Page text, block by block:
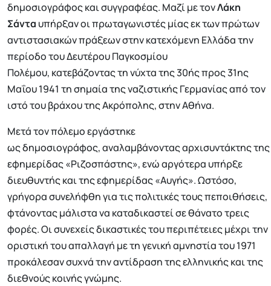
δημοσιογράφος και συγγραφέας. Μαζί με τονΛάκη
Σάντα υπήρξαν οι πρωταγωνιστές μίας εκ των πρώτων
αντιστασιακών πράξεων στην κατεχόμενη Ελλάδα την
περίοδο του Δευτέρου Παγκοσμίου
Πολέμου, κατεβάζοντας τη νύχτα της 30ής προς 31ης
Μαΐου 1941 τη σημαία της ναζιστικής Γερμανίας από τον
ιστό του βράχου της Ακρόπολης, στην Αθήνα.
Μετά τον πόλεμο εργάστηκε
ως δημοσιογράφος, αναλαμβάνοντας αρχισυντάκτης της
εφημερίδας «Ριζοσπάστης», ενώ αργότερα υπήρξε
διευθυντής και της εφημερίδας «Αυγής». Ωστόσο,
γρήγορα συνελήφθη για τις πολιτικές τους πεποιθήσεις,
φτάνοντας μάλιστα να καταδικαστεί σε θάνατο τρεις
φορές. Οι συνεχείς δικαστικές του περιπέτειες μέχρι την
οριστική του απαλλαγή με τη γενική αμνηστία του 1971
προκάλεσαν συχνά την αντίδραση της ελληνικής και της
διεθνούς κοινής γνώμης.